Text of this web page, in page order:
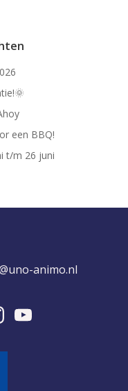
een BBQ!
t/m 26 juni
animo.nl